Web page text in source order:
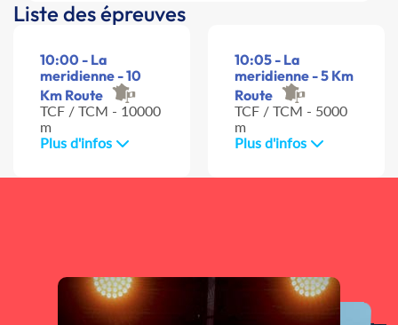
Liste des épreuves
10:00 - La
meridienne - 10
Km Route
TCF / TCM - 10000
m
Plus d'infos
10:05 - La
meridienne - 5 Km
Route
TCF / TCM - 5000
m
Plus d'infos